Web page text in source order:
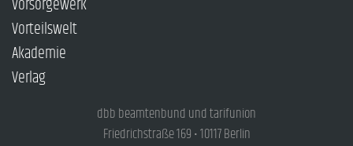
Vorsorgewerk
Vorteilswelt
Akademie
Verlag
dbb beamtenbund und tarifunion
Friedrichstraße 169 • 10117 Berlin